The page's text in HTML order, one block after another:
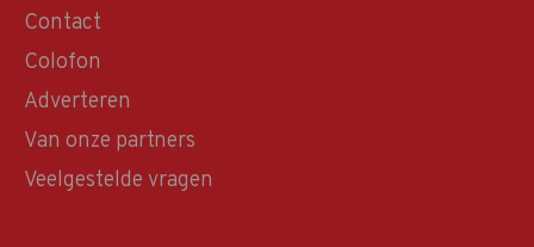
Contact
Colofon
Adverteren
Van onze partners
Veelgestelde vragen